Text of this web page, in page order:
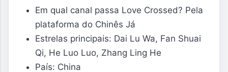
Em qual canal passa Love Crossed? Pela
plataforma do Chinês Já
Estrelas principais: Dai Lu Wa, Fan Shuai
Qi, He Luo Luo, Zhang Ling He
País: China